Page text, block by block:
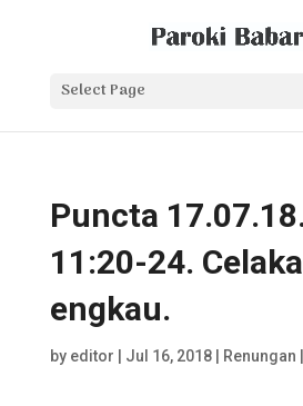
Select Page
Puncta
11:20-24.
engkau.
by editor Jul 16, 2018| Renungan